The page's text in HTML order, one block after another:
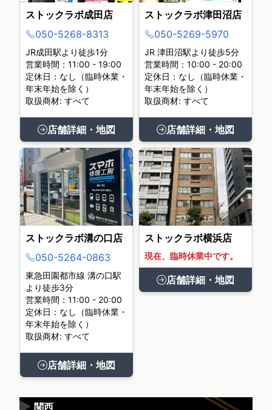
ストックラボ成田店
050-5268-8313
JR成田駅より徒歩1分
営業時間：11:00 - 19:00
定休日：なし（臨時休業・
年末年始を除く）
取扱商材: すべて
店舗詳細・地図
ストックラボ津田沼店
050-5269-5970
JR 津田沼駅より徒歩5分
営業時間：10:00 - 20:00
定休日：なし（臨時休業・
年末年始を除く）
取扱商材: すべて
店舗詳細・地図
ストックラボ溝の口店
050-5264-0863
東急田園都市線 溝の口駅
より徒歩3分
営業時間：11:00 - 20:00
定休日：なし（臨時休業・
年末年始を除く）
取扱商材: すべて
店舗詳細・地図
ストックラボ横浜店
現在、臨時休業中です。
店舗詳細・地図
関西